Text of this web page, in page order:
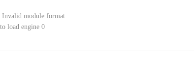
Invalid module format
engine 0